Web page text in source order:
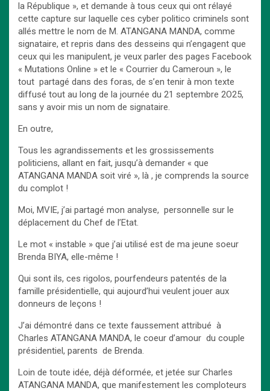
la République », et demande à tous ceux qui ont rélayé
cette capture sur laquelle ces cyber politico criminels sont
allés mettre le nom de M. ATANGANA MANDA, comme
signataire, et repris dans des desseins qui n’engagent que
ceux qui les manipulent, je veux parler des pages Facebook
« Mutations Online » et le « Courrier du Cameroun », le
tout partagé dans des foras, de s’en tenir à mon texte
diffusé tout au long de la journée du 21 septembre 2O25,
sans y avoir mis un nom de signataire.
En outre,
Tous les agrandissements et les grossissements
politiciens, allant en fait, jusqu’à demander « que
ATANGANA MANDA soit viré », là , je comprends la source
du complot !
Moi, MVIE, j’ai partagé mon analyse, personnelle sur le
déplacement du Chef de l’Etat.
Le mot « instable » que j’ai utilisé est de ma jeune soeur
Brenda BIYA, elle-même !
Qui sont ils, ces rigolos, pourfendeurs patentés de la
famille présidentielle, qui aujourd’hui veulent jouer aux
donneurs de leçons !
J’ai démontré dans ce texte faussement attribué à
Charles ATANGANA MANDA, le coeur d’amour du couple
présidentiel, parents de Brenda.
Loin de toute idée, déjà déformée, et jetée sur Charles
ATANGANA MANDA, que manifestement les comploteurs